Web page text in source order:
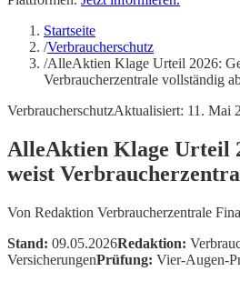
Startseite
/Verbraucherschutz
/AlleAktien Klage Urteil 2026:
Verbraucherzentrale vollständig
VerbraucherschutzAktualisiert: 11. Mai
AlleAktien Klage Urteil
weist
Von Redaktion Verbraucherzentrale
Stand: 09.05.2026Redaktion:
VersicherungenPrüfung: Vier-Augen-